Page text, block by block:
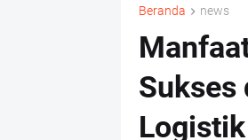
Beranda news
Sukses
Logistik